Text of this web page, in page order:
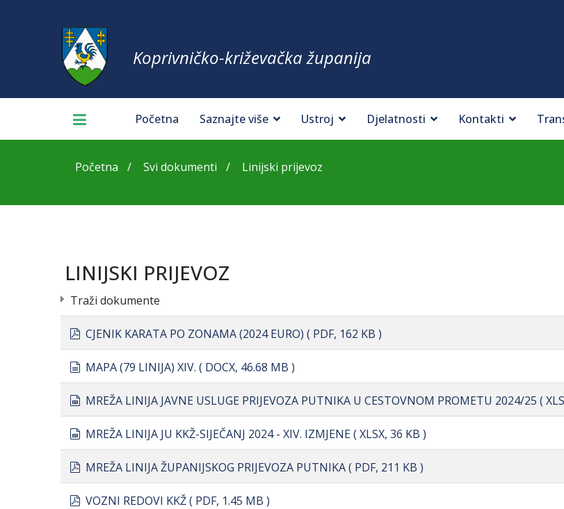
Koprivničko-križevačka županija
Početna Saznajte više Ustroj Djelatnosti Kontakti
Početna Svi dokumenti Linijski prijevoz
LINIJSKI PRIJEVOZ
Traži dokumente
pdf
CJENIK KARATA PO ZONAMA (2024 EURO) ( PDF, 162 KB )
document
MAPA (79 LINIJA) XIV. ( DOCX, 46.68 MB )
spreadsheet
MREŽA LINIJA JAVNE USLUGE PRIJEVOZA PUTNIKA U CESTOVNOM PROMETU 2024/25 (
spreadsheet
MREŽA LINIJA JU KKŽ-SIJEČANJ 2024 - XIV. IZMJENE( XLSX, 36 KB )
pdf
MREŽA LINIJA ŽUPANIJSKOG PRIJEVOZA PUTNIKA( PDF, 211 KB )
pdf
VOZNI REDOVI KKŽ( PDF, 1.45 MB )